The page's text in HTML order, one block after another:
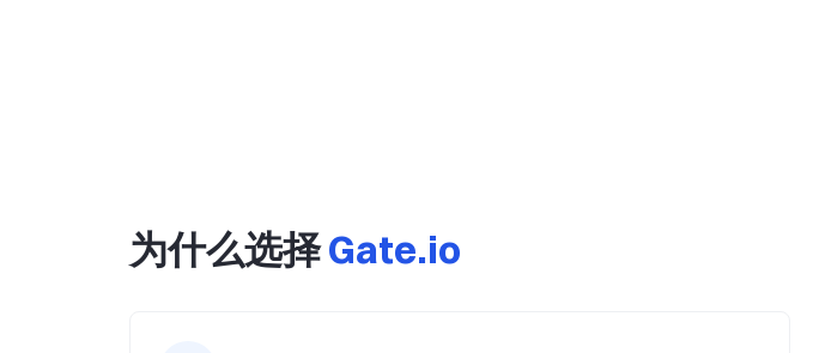
为什么选择Gate.io